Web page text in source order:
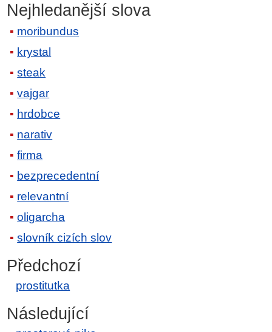
Nejhledanější slova
moribundus
krystal
steak
vajgar
hrdobce
narativ
firma
bezprecedentní
relevantní
oligarcha
slovník cizích slov
Předchozí
prostitutka
Následující